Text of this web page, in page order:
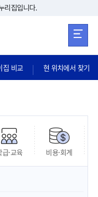
리집입니다.
집 비교 현 위치에서 찾기
급·교육 비용·회계